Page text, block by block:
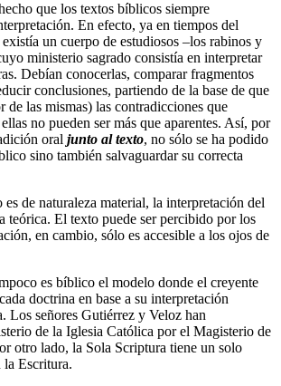
que los textos bíblicos siempre
En efecto, ya en tiempos del
un cuerpo de estudiosos –los rabinos y
ministerio sagrado consistía en interpretar
Debían conocerlas, comparar fragmentos
conclusiones, partiendo de la base de que
de las mismas) las contradicciones que
no pueden ser más que aparentes. Así, por
oral junto al texto, no sólo se ha podido
sino también salvaguardar su correcta
de naturaleza material, la interpretación del
teórica. El texto puede ser percibido por los
en cambio, sólo es accesible a los ojos de
es bíblico el modelo donde el creyente
doctrina en base a su interpretación
Los señores Gutiérrez y Veloz han
de la Iglesia Católica por el Magisterio de
otro lado, la Sola Scriptura tiene un solo
la Escritura.